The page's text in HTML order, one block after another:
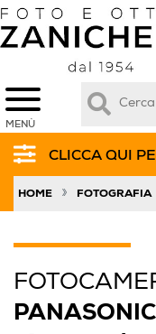
MENÙ
CLICCA QUI
HOME » FOTOGRAFIA